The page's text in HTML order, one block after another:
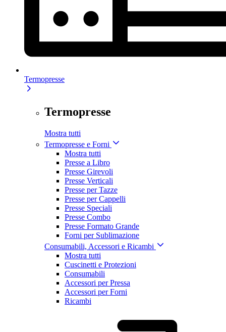
Termopresse
Termopresse
Mostra tutti
Termopresse e Forni
Mostra tutti
Presse a Libro
Presse Girevoli
Presse Verticali
Presse per Tazze
Presse per Cappelli
Presse Speciali
Presse Combo
Presse Formato Grande
Forni per Sublimazione
Consumabili, Accessori e Ricambi
Mostra tutti
Cuscinetti e Protezioni
Consumabili
Accessori per Pressa
Accessori per Forni
Ricambi